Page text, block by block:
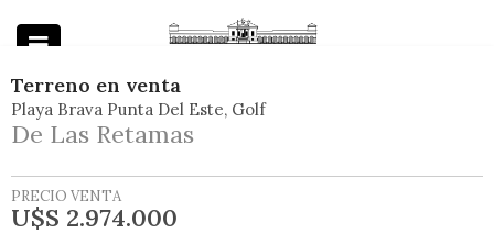
Terreno en venta
Playa Brava Punta Del Este Golf
De Las Retamas
PRECIO VENTA
U$S 2.974.000